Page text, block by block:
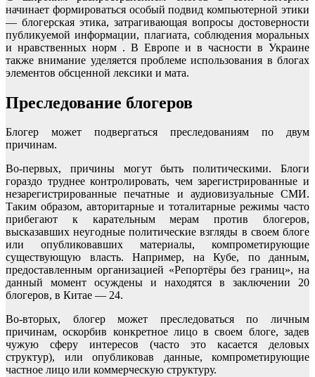
начинает формироваться особый подвид компьютерной этики
— блогерская этика, затрагивающая вопросы достоверности
публикуемой информации, плагиата, соблюдения моральных
и нравственных норм . В Европе и в часности в Украине
также внимание уделяется проблеме использования в блогах
элементов обсценной лексики и мата.
Преследование блогеров
Блогер может подвергаться преследованиям по двум
причинам.
Во-первых, причины могут быть политическими. Блоги
гораздо труднее контролировать, чем зарегистрированные и
незарегистрированные печатные и аудиовизуальные СМИ.
Таким образом, авторитарные и тоталитарные режимы часто
прибегают к карательным мерам против блогеров,
высказавших неугодные политические взгляды в своем блоге
или опубликовавших материалы, компрометирующие
существующую власть. Например, на Кубе, по данным,
предоставленным организацией «Репортёры без границ», на
данный момент осуждены и находятся в заключении 20
блогеров, в Китае — 24.
Во-вторых, блогер может преследоваться по личным
причинам, оскорбив конкретное лицо в своем блоге, задев
чужую сферу интересов (часто это касается деловых
структур), или опубликовав данные, компрометирующие
частное лицо или коммерческую структуру.